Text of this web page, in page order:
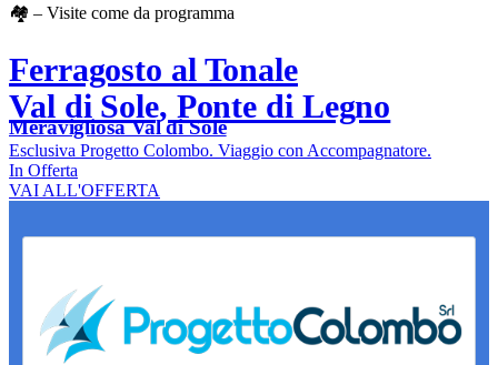
🏘️ – Visite come da programma
Ferragosto al Tonale
Val di Sole, Ponte di Legno
Meravigliosa Val di Sole
Esclusiva Progetto Colombo. Viaggio con Accompagnatore.
In Offerta
VAI ALL'OFFERTA